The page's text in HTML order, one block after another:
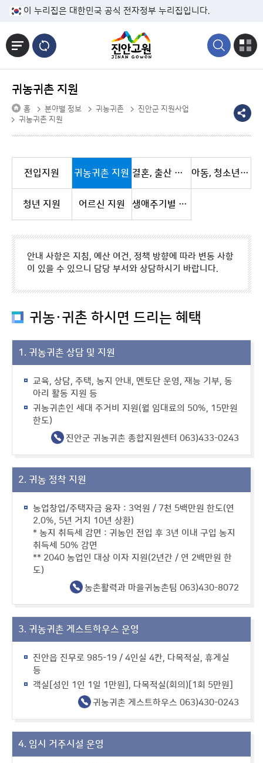
본문바로가기
이 누리집은 대한민국 공식 전자정부 누리집입니다.
귀농귀촌 지원
홈 분야별 정보 귀농귀촌
진안군 지원사업
귀농귀촌 지원
전입지원 귀농귀촌 지원 결혼, 출산 지원 아동, 청소년 지원
청년 지원 어르신 지원 생애주기별 자녀지원사업
안내 사항은 지침, 예산 여건, 정책 방향에 따라 변동 사항
이 있을 수 있으니 담당 부서와 상담하시기 바랍니다.
귀농·귀촌 하시면 드리는 혜택
1. 귀농귀촌 상담 및 지원
교육, 상담, 주택, 농지 안내, 멘토단 운영, 재능 기부, 동
아리 활동 지원 등
귀농귀촌인 세대 주거비 지원(월 임대료의 50%, 15만원
한도)
진안군 귀농귀촌 종합지원센터 063)433-0243
2. 귀농 정착 지원
농업창업/주택자금 융자 : 3억원 / 7천 5백만원 한도(연
2.0%, 5년 거치 10년 상환)
* 농지 취득세 감면 : 귀농인 전입 후 3년 이내 구입 농지
취득세 50% 감면
** 2040 농업인 대상 이자 지원(2년간 / 연 2백만원 한
도)
농촌활력과 마을귀농촌팀 063)430-8072
3. 귀농귀촌 게스트하우스 운영
진안읍 진무로 985-19 / 4인실 4칸, 다목적실, 휴게실
등
객실[성인 1인 1일 1만원], 다목적실(회의)[1회 5만원]
귀농귀촌 게스트하우스 063)430-0243
4. 임시 거주시설 운영